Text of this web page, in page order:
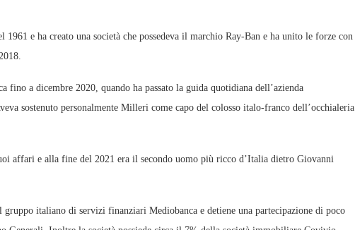
e ha creato una società che possedeva il marchio Ray-Ban e ha unito le forze con
fino a dicembre 2020, quando ha passato la guida quotidiana dell’azienda
sostenuto personalmente Milleri come capo del colosso italo-franco dell’occhialeria
affari e alla fine del 2021 era il secondo uomo più ricco d’Italia dietro Giovanni
italiano di servizi finanziari Mediobanca e detiene una partecipazione di poco